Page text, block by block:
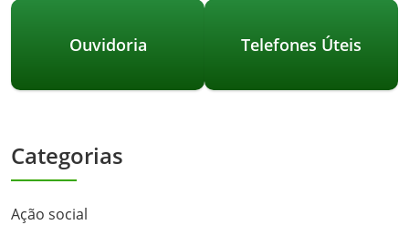
Ouvidoria Telefones Úteis
Categorias
Ação social